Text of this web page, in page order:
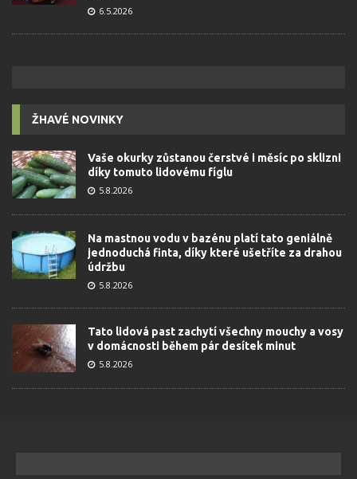
6.5.2026
ŽHAVÉ NOVINKY
Vaše okurky zůstanou čerstvé i měsíc po sklizni
díky tomuto lidovému fíglu
5.8.2026
Na mastnou vodu v bazénu platí tato geniálně
jednoduchá finta, díky které ušetříte za drahou
údržbu
5.8.2026
Tato lidová past zachytí všechny mouchy a vosy
v domácnosti během pár desítek minut
5.8.2026